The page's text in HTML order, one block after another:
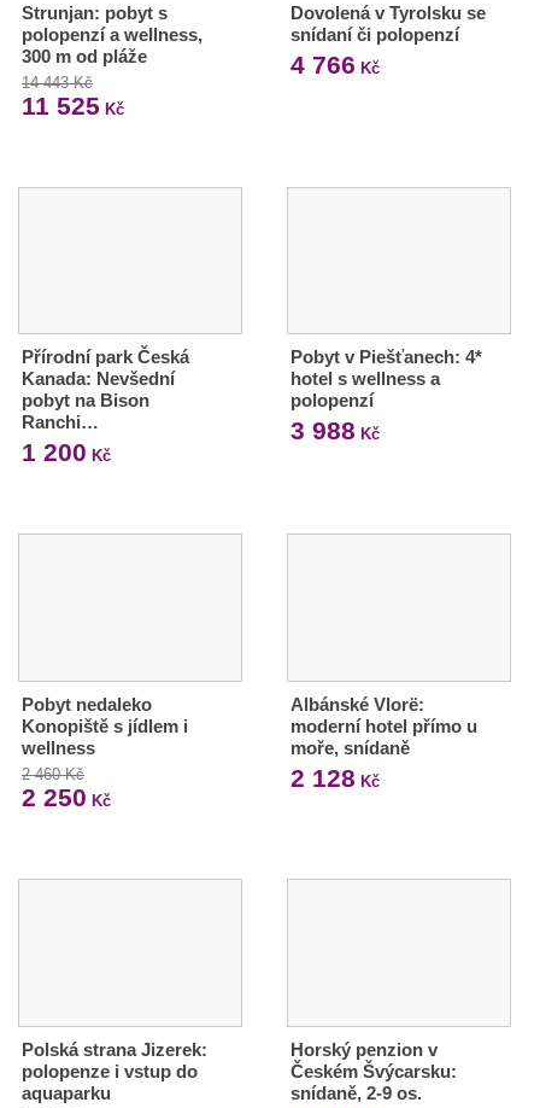
Strunjan: pobyt s
polopenzí a wellness,
300 m od pláže
14 443 Kč
11 525 Kč
Dovolená v Tyrolsku se
snídaní či polopenzí
4 766 Kč
Přírodní park Česká
Kanada: Nevšední
pobyt na Bison
Ranchi…
1 200 Kč
Pobyt v Piešťanech: 4*
hotel s wellness a
polopenzí
3 988 Kč
Pobyt nedaleko
Konopiště s jídlem i
wellness
2 460 Kč
2 250 Kč
Albánské Vlorë:
moderní hotel přímo u
moře, snídaně
2 128 Kč
Polská strana Jizerek:
polopenze i vstup do
aquaparku
Horský penzion v
Českém Švýcarsku:
snídaně, 2-9 os.